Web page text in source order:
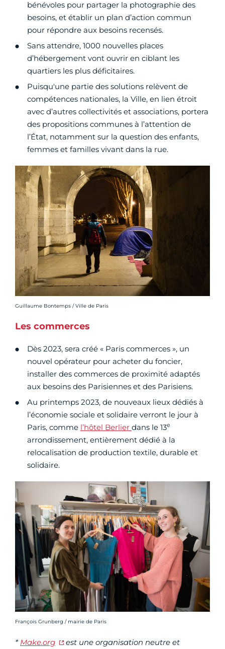
bénévoles pour partager la photographie des
besoins, et établir un plan d’action commun
pour répondre aux besoins recensés.
Sans attendre, 1000 nouvelles places
d’hébergement vont ouvrir en ciblant les
quartiers les plus déficitaires.
Puisqu'une partie des solutions relèvent de
compétences nationales, la Ville, en lien étroit
avec d’autres collectivités et associations, portera
des propositions communes à l’attention de
l’État, notamment sur la question des enfants,
femmes et familles vivant dans la rue.
Crédit photo :
Guillaume Bontemps / Ville de Paris
Les commerces
Dès 2023, sera créé « Paris commerces », un
nouvel opérateur pour acheter du foncier,
installer des commerces de proximité adaptés
aux besoins des Parisiennes et des Parisiens.
Au printemps 2023, de nouveaux lieux dédiés à
l’économie sociale et solidaire verront le jour à
Paris, comme l’hôtel Berlier dans le 13e
arrondissement, entièrement dédié à la
relocalisation de production textile, durable et
solidaire.
Crédit photo :
François Grunberg / mairie de Paris
* Make.org
est une organisation neutre et